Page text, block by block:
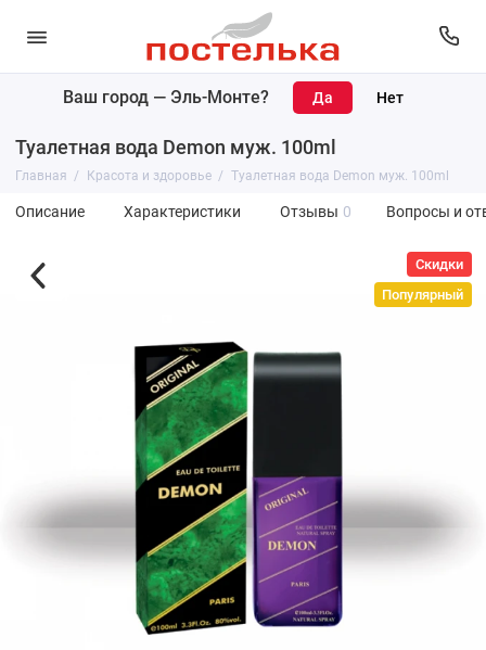
Ваш город — Эль-Монте?
Туалетная вода Demon муж. 100ml
Главная Красота и здоровье Туалетная вода Demon муж. 100ml
Описание Характеристики Отзывы 0 Вопросы и
Скидки
Популярный